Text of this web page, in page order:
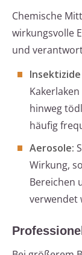
Chemische
wirkungsvolle
und
Insektizide
hinweg
häufig
Aerosole:
Wirkung,
Bereichen
verwendet